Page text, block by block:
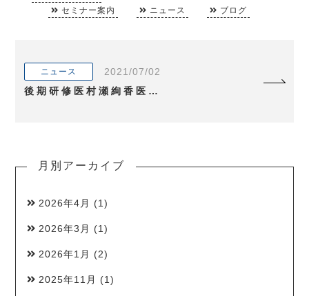
セミナー案内
ニュース ブログ
ニュース
2021/07/02
後期研修医村瀬絢香医師の論文がIOVSに掲載されました
月別アーカイブ
2026年4月 (1)
2026年3月 (1)
2026年1月 (2)
2025年11月 (1)